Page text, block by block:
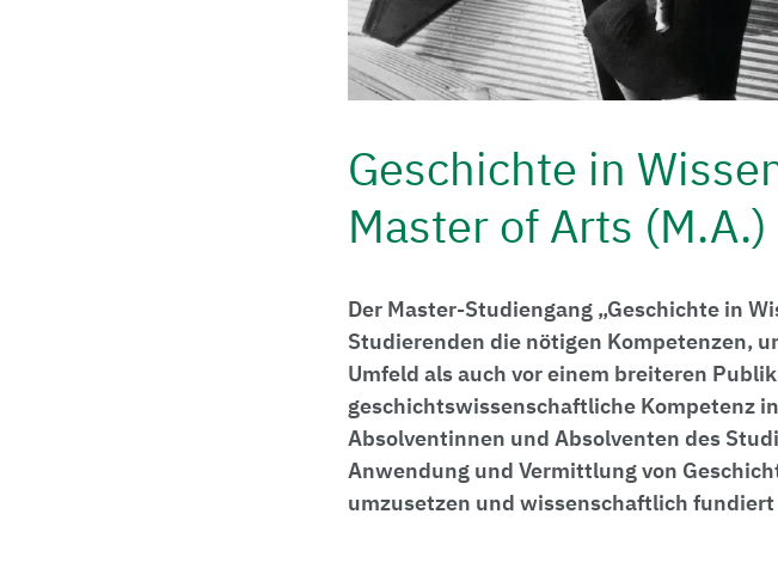
Geschichte in
Master of Arts (M.A.)
Der Master-Studiengang „Geschichte in
Studierenden die nötigen Kompetenzen,
Umfeld als auch vor einem breiteren
geschichtswissenschaftliche Kompetenz
Absolventinnen und Absolventen des
Anwendung und Vermittlung von
umzusetzen und wissenschaftlich fundiert